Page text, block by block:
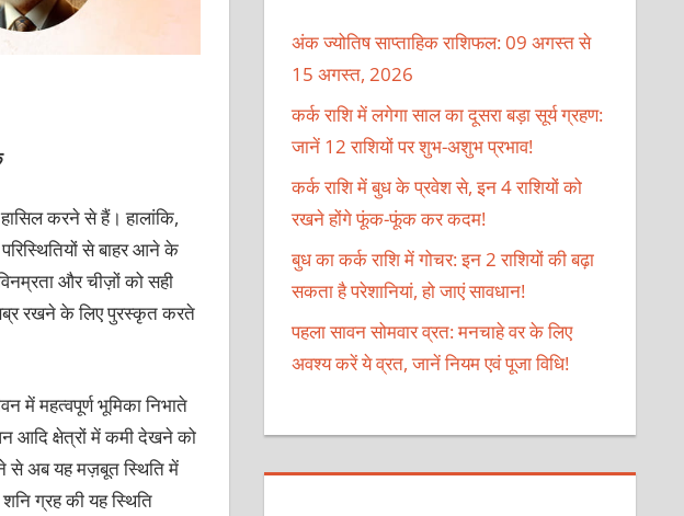
करने से हैं। हालांकि,
से बाहर आने के
और चीज़ों को सही
रखने के लिए पुरस्कृत करते
महत्वपूर्ण भूमिका निभाते
आदि क्षेत्रों में कमी देखने को
से अब यह मज़बूत स्थिति में
ग्रह की यह स्थिति
अंक ज्योतिष साप्ताहिक राशिफल: 09 अगस्त से
15 अगस्त, 2026
कर्क राशि में लगेगा साल का दूसरा बड़ा सूर्य ग्रहण:
जानें 12 राशियों पर शुभ-अशुभ प्रभाव!
कर्क राशि में बुध के प्रवेश से, इन 4 राशियों को
रखने होंगे फूंक-फूंक कर कदम!
बुध का कर्क राशि में गोचर: इन 2 राशियों की बढ़ा
सकता है परेशानियां, हो जाएं सावधान!
पहला सावन सोमवार व्रत: मनचाहे वर के लिए
अवश्य करें ये व्रत, जानें नियम एवं पूजा विधि!